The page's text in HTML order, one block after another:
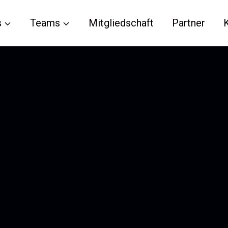
Teams Mitgliedschaft Partner